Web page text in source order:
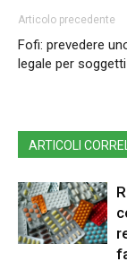
Articolo precedente
Fofi: prevedere
legale per
ARTICOLI